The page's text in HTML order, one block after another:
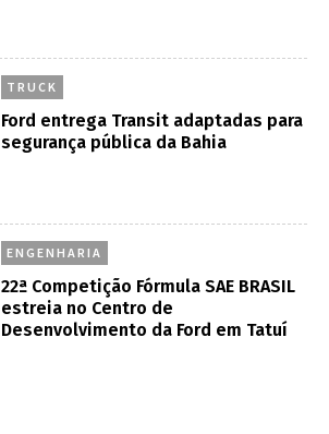
TRUCK
Ford entrega Transit adaptadas para
segurança pública da Bahia
ENGENHARIA
22ª Competição Fórmula SAE BRASIL
estreia no Centro de
Desenvolvimento da Ford em Tatuí